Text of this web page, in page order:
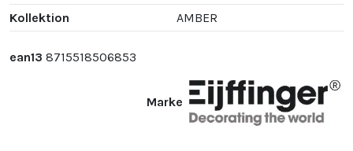
Kollektion
AMBER
Marke
ean13 8715518506853